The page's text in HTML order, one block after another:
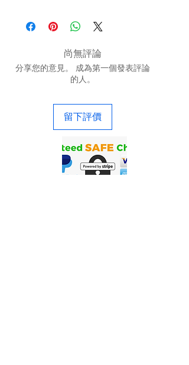
尚無評論
分享您的意見。 成為第一個發表評論
的人。
留下評價